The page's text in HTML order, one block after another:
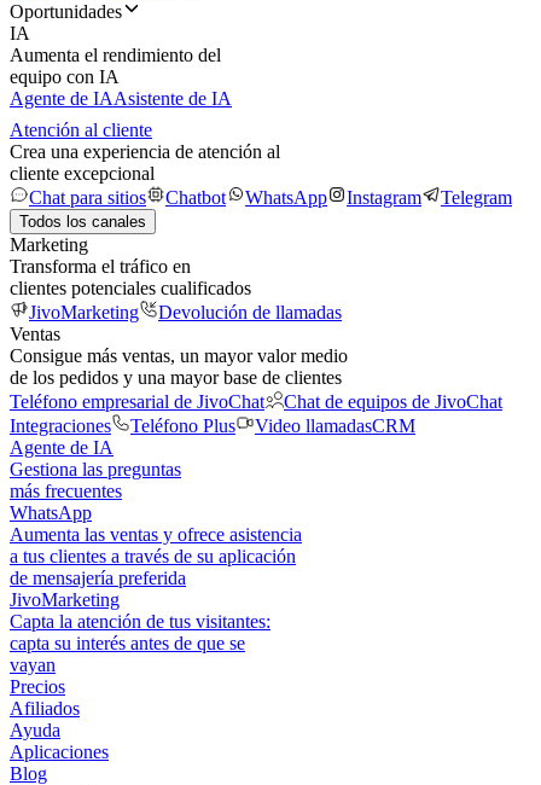
Oportunidades
IA
Aumenta el rendimiento del
equipo con IA
Agente de IAAsistente de IA
Atención al cliente
Crea una experiencia de atención al
cliente excepcional
Chat para sitios
Chatbot WhatsApp Instagram Telegram
Todos los canales
Marketing
Transforma el tráfico en
clientes potenciales cualificados
JivoMarketing
Devolución de llamadas
Ventas
Consigue más ventas, un mayor valor medio
de los pedidos y una mayor base de clientes
Teléfono empresarial de JivoChat
Chat de equipos de JivoChat
Integraciones
Teléfono Plus Video llamadasCRM
Agente de IA
Gestiona las preguntas
más frecuentes
WhatsApp
Aumenta las ventas y ofrece asistencia
a tus clientes a través de su aplicación
de mensajería preferida
JivoMarketing
Capta la atención de tus visitantes:
capta su interés antes de que se
vayan
Precios
Afiliados
Ayuda
Aplicaciones
Blog